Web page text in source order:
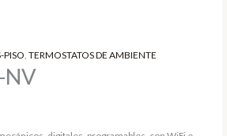
PISO,TERMOSTATOS DE AMBIENTE
NV